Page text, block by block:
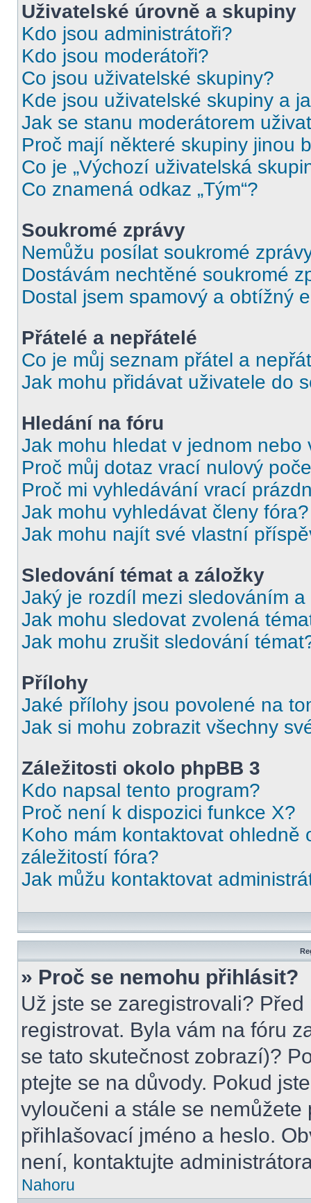
Uživatelské úrovně a skupiny
Kdo jsou administrátoři?
Kdo jsou moderátoři?
Co jsou uživatelské skupiny?
Kde jsou uživatelské skupiny a
Jak se stanu moderátorem
Proč mají některé skupiny jinou
Co je „Výchozí uživatelská
Co znamená odkaz „Tým“?
Soukromé zprávy
Nemůžu posílat soukromé
Dostávám nechtěné soukromé
Dostal jsem spamový a obtížný
Přátelé a nepřátelé
Co je můj seznam přátel a
Jak mohu přidávat uživatele do
Hledání na fóru
Jak mohu hledat v jednom nebo
Proč můj dotaz vrací nulový
Proč mi vyhledávání vrací
Jak mohu vyhledávat členy fóra?
Jak mohu najít své vlastní
Sledování témat a záložky
Jaký je rozdíl mezi sledováním a
Jak mohu sledovat zvolená
Jak mohu zrušit sledování
Přílohy
Jaké přílohy jsou povolené na
Jak si mohu zobrazit všechny
Záležitosti okolo phpBB 3
Kdo napsal tento program?
Proč není k dispozici funkce X?
Koho mám kontaktovat
záležitostí fóra?
Jak můžu kontaktovat
» Proč se nemohu přihlásit?
Už jste se zaregistrovali?
registrovat. Byla vám na fóru
se tato skutečnost zobrazí)?
ptejte se na důvody. Pokud
vyloučeni a stále se
přihlašovací jméno a heslo.
není, kontaktujte
Nahoru